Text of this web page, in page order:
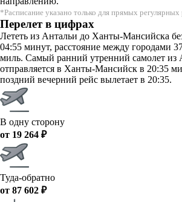
*Расписание указано только для прямых регулярных
Перелет в цифрах
Лететь из Антальи до Ханты-Мансийска
04:55 минут, расстояние между городами
миль. Самый ранний утренний самолет из
отправляется в Ханты-Мансийск в 20:35
поздний вечерний рейс вылетает в 20:35.
В одну сторону
от 19 264 ₽
Туда-обратно
от 87 602 ₽